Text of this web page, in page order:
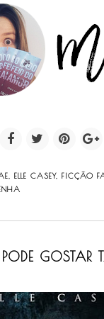
ELLE CASEY, FICÇÃO
GOSTAR